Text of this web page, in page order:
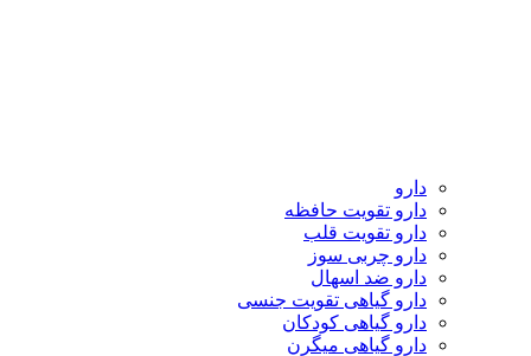
دارو
دارو تقویت حافظه
دارو تقویت قلب
دارو چربی سوز
دارو ضد اسهال
دارو گیاهی تقویت جنسی
دارو گیاهی کودکان
دارو گیاهی میگرن